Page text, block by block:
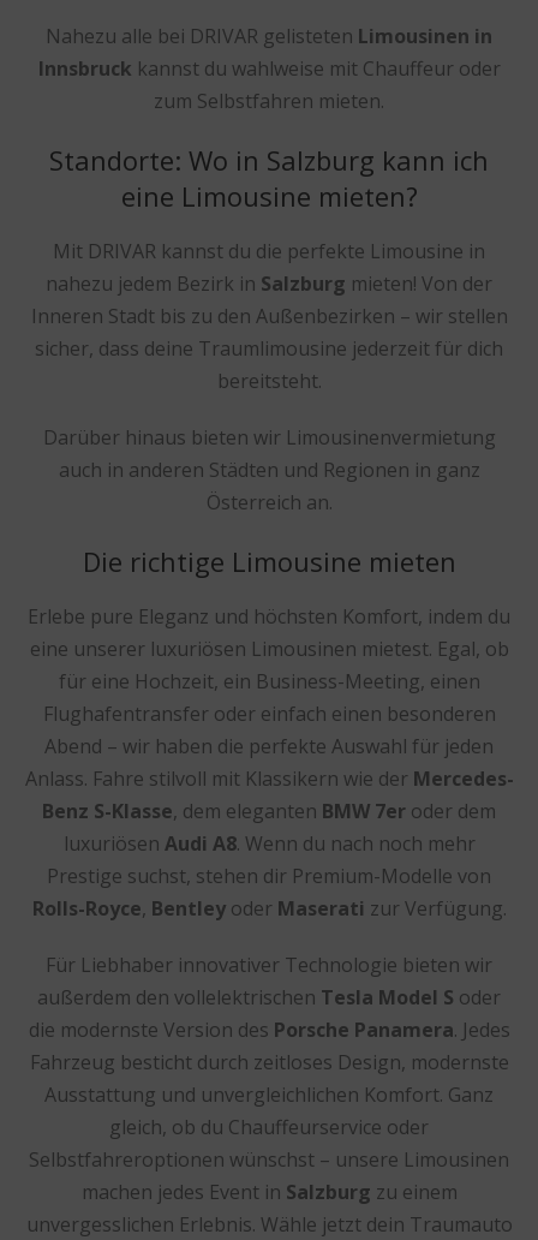
Nahezu alle bei DRIVAR gelisteten Limousinen in
Innsbruck kannst du wahlweise mit Chauffeur oder
zum Selbstfahren mieten.
Standorte: Wo in Salzburg kann ich
eine Limousine mieten?
Mit DRIVAR kannst du die perfekte Limousine in
nahezu jedem Bezirk in Salzburg mieten! Von der
Inneren Stadt bis zu den Außenbezirken – wir stellen
sicher, dass deine Traumlimousine jederzeit für dich
bereitsteht.
Darüber hinaus bieten wir Limousinenvermietung
auch in anderen Städten und Regionen in ganz
Österreich an.
Die richtige Limousine mieten
Erlebe pure Eleganz und höchsten Komfort, indem du
eine unserer luxuriösen Limousinen mietest. Egal, ob
für eine Hochzeit, ein Business-Meeting, einen
Flughafentransfer oder einfach einen besonderen
Abend – wir haben die perfekte Auswahl für jeden
Anlass. Fahre stilvoll mit Klassikern wie der Mercedes-
Benz S-Klasse, dem eleganten BMW 7er oder dem
luxuriösen Audi A8. Wenn du nach noch mehr
Prestige suchst, stehen dir Premium-Modelle von
Rolls-Royce, Bentleyoder Maserati zur Verfügung.
Für Liebhaber innovativer Technologie bieten wir
außerdem den vollelektrischen Tesla Model S oder
die modernste Version des Porsche Panamera. Jedes
Fahrzeug besticht durch zeitloses Design, modernste
Ausstattung und unvergleichlichen Komfort. Ganz
gleich, ob du Chauffeurservice oder
Selbstfahreroptionen wünschst – unsere Limousinen
machen jedes Event in Salzburg zu einem
unvergesslichen Erlebnis. Wähle jetzt dein Traumauto